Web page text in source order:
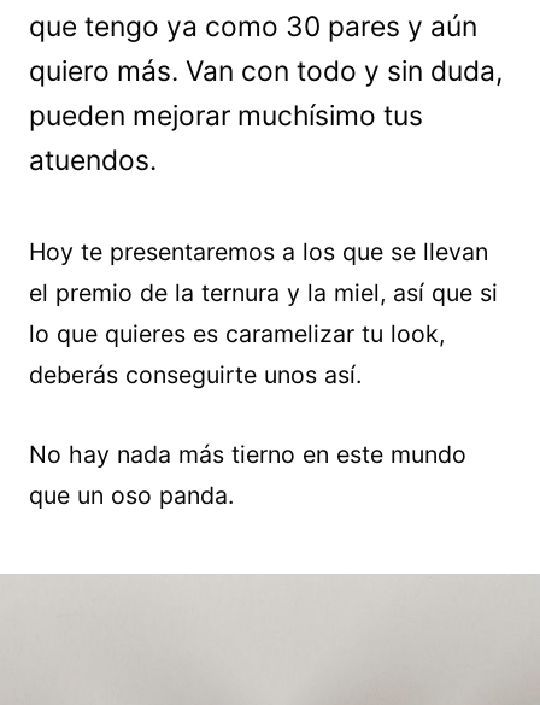
que tengo ya como 30 pares y aún
quiero más. Van con todo y sin duda,
pueden mejorar muchísimo tus
atuendos.
Hoy te presentaremos a los que se llevan
el premio de la ternura y la miel, así que si
lo que quieres es caramelizar tu look,
deberás conseguirte unos así.
No hay nada más tierno en este mundo
que un oso panda.